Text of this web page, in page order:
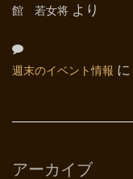
館 若女将 より
週末のイベント情報 に
アーカイブ